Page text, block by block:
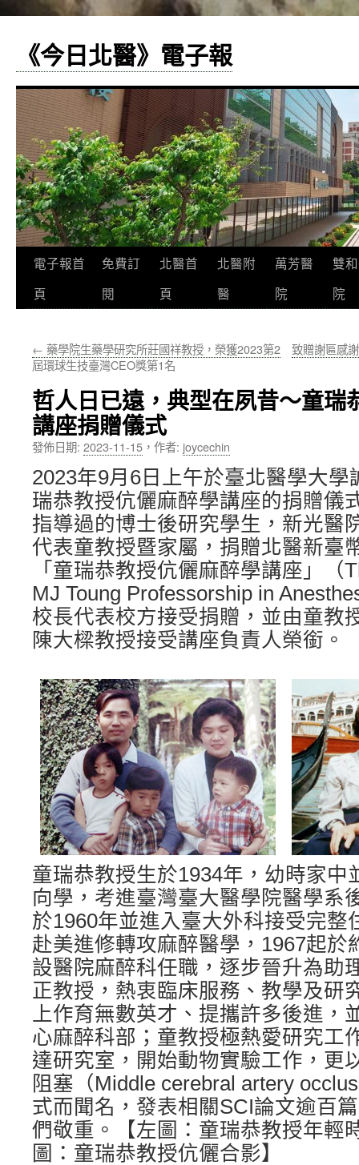
《今日北醫》電子報
跳
至
要
容
電子報首
頁
免費訂
閱
北醫首
頁
北醫附
醫
萬芳醫
院
雙
院
← 藥學院生藥學研究所莊國祥教授，榮獲2023第2
屆環球生技臺灣CEO獎第1名
致贈謝匾感
哲人日已遠，典型在夙昔～童瑞
講座捐贈儀式
發佈日期: 2023-11-15 ， 作者: joycechin
2023年9月6日上午於臺北醫學大學
瑞恭教授伉儷麻醉學講座的捐贈儀
指導過的博士後研究學生，新光醫
代表童教授暨家屬，捐贈北醫新臺
「童瑞恭教授伉儷麻醉學講座」（
MJ Toung Professorship in
校長代表校方接受捐贈，並由童教
陳大樑教授接受講座負責人榮銜。
童瑞恭教授生於1934年，幼時家中
向學，考進臺灣臺大醫學院醫學系
於1960年並進入臺大外科接受完整
赴美進修轉攻麻醉醫學，1967起於
設醫院麻醉科任職，逐步晉升為助
正教授，熱衷臨床服務、教學及研
上作育無數英才、提攜許多後進，
心麻醉科部；童教授極熱愛研究工
達研究室，開始動物實驗工作，更
阻塞（Middle cerebral artery
式而聞名，發表相關SCI論文逾百
們敬重。【左圖：童瑞恭教授年輕
圖：童瑞恭教授伉儷合影】